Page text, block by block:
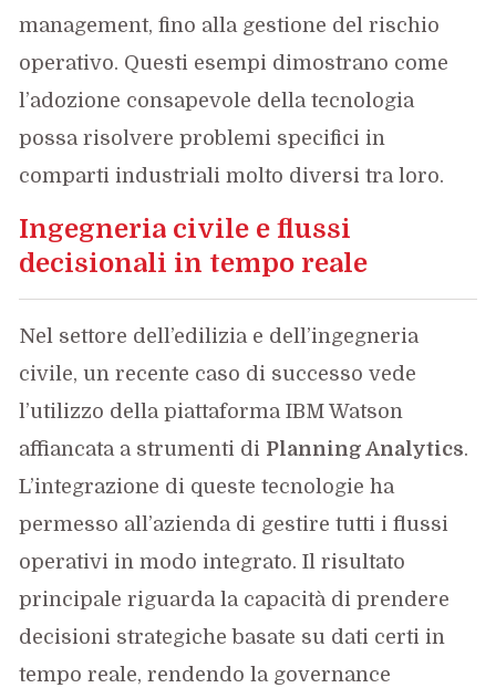
management, fino alla gestione del rischio
operativo. Questi esempi dimostrano come
l’adozione consapevole della tecnologia
possa risolvere problemi specifici in
comparti industriali molto diversi tra loro.
Ingegneria civile e flussi
decisionali in tempo reale
Nel settore dell’edilizia e dell’ingegneria
civile, un recente caso di successo vede
l’utilizzo della piattaforma IBM Watson
affiancata a strumenti di Planning Analytics.
L’integrazione di queste tecnologie ha
permesso all’azienda di gestire tutti i flussi
operativi in modo integrato. Il risultato
principale riguarda la capacità di prendere
decisioni strategiche basate su dati certi in
tempo reale, rendendo la governance